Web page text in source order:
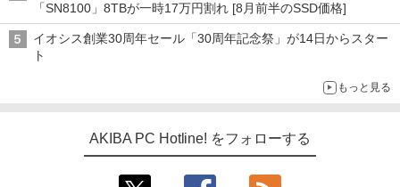
「SN8100」8TBが一時17万円割れ [8月前半のSSD価格]
イオシス創業30周年セール「30周年記念祭」が14日からスター
ト
もっと見る
AKIBA PC Hotline! をフォローする